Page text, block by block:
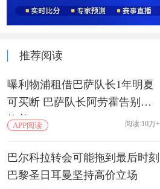
推荐阅读
曝利物浦租借巴萨队长1年明夏
可买断 巴萨队长阿劳霍告别诺
坎普
APP阅读 阅读:10万+
巴尔科拉转会可能拖到最后时刻
巴黎圣日耳曼坚持高价立场